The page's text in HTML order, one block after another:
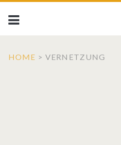
HOME > VERNETZUNG